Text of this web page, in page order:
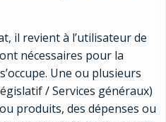
il revient à l’utilisateur de
nécessaires pour la
Une ou plusieurs
/ Services généraux)
produits, des dépenses ou